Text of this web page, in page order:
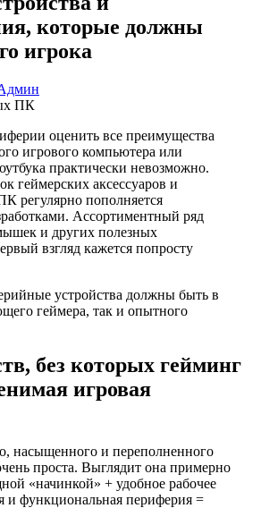
которые должны
игрока
оценить все преимущества
игрового компьютера или
практически невозможно.
геймерских аксессуаров и
регулярно пополняется
Ассортиментный ряд
и других полезных
взгляд кажется попросту
устройства должны быть в
геймера, так и опытного
без которых гейминг
игровая
насыщенного и переполненного
проста. Выглядит она примерно
«начинкой» + удобное рабочее
и функциональная периферия =